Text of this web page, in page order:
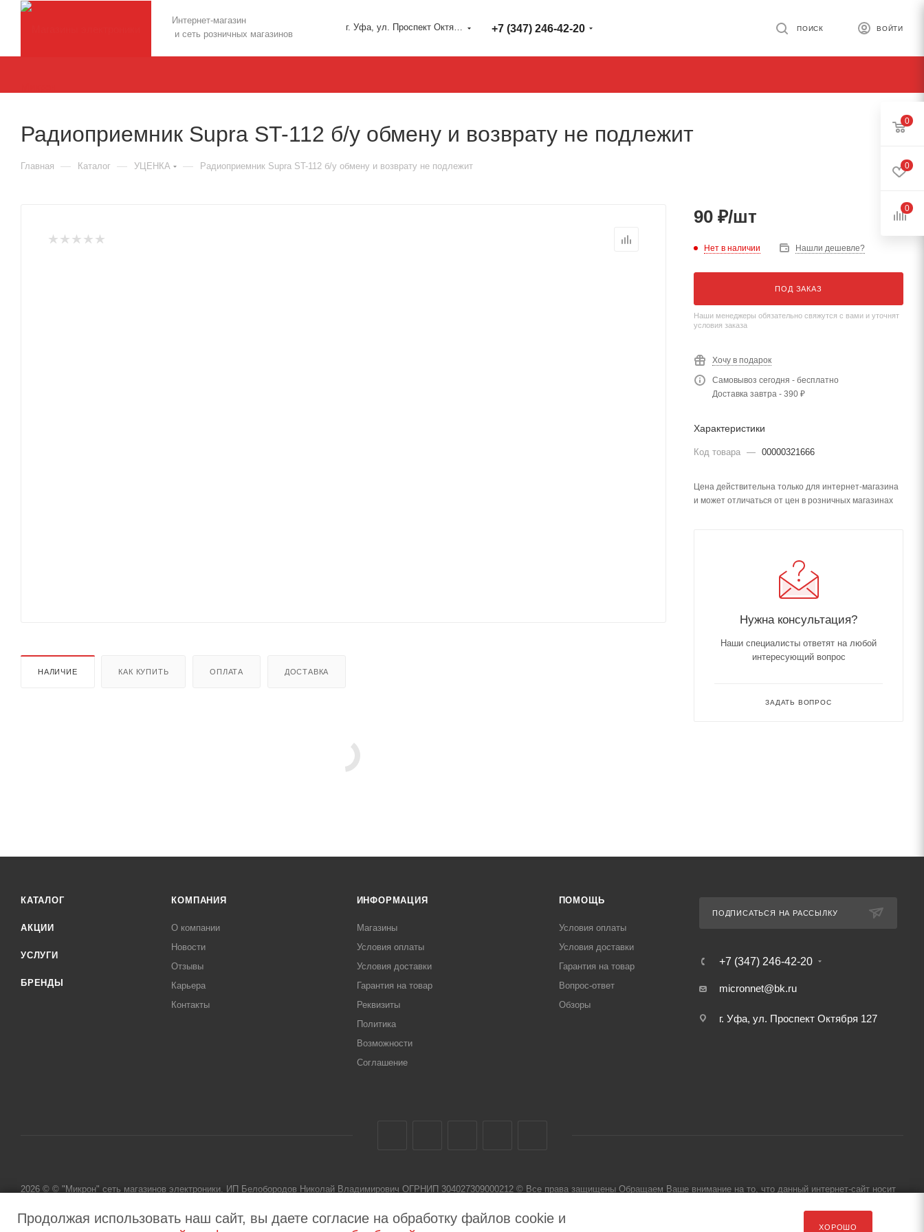
Интернет-магазин
и сеть розничных магазинов
г. Уфа, ул. Проспект Октября 127 +7 (347) 246-42-20 ВОЙТИ
ПОИСК
Радиоприемник Supra ST-112 б/у обмену и возврату не подлежит
Главная — Каталог — УЦЕНКА — Радиоприемник Supra ST-112 б/у обмену и возврату не подлежит
НАЛИЧИЕ КАК КУПИТЬ ОПЛАТА ДОСТАВКА
90 ₽/шт
Нет в наличии Нашли дешевле?
ПОД ЗАКАЗ
Наши менеджеры обязательно свяжутся с вами и уточнят
условия заказа
Хочу в подарок
Самовывоз сегодня - бесплатно
Доставка завтра - 390 ₽
Характеристики
Код товара — 00000321666
Цена действительна только для интернет-магазина
и может отличаться от цен в розничных магазинах
Нужна консультация?
Наши специалисты ответят на любой
интересующий вопрос
ЗАДАТЬ ВОПРОС
КАТАЛОГ
АКЦИИ
УСЛУГИ
БРЕНДЫ
КОМПАНИЯ
О компании
Новости
Отзывы
Карьера
Контакты
ИНФОРМАЦИЯ
Магазины
Условия оплаты
Условия доставки
Гарантия на товар
Реквизиты
Политика
Возможности
Соглашение
ПОМОЩЬ
Условия оплаты
Условия доставки
Гарантия на товар
Вопрос-ответ
Обзоры
ПОДПИСАТЬСЯ НА РАССЫЛКУ
+7 (347) 246-42-20
micronnet@bk.ru
г. Уфа, ул. Проспект Октября 127
2026 © © "Микрон" сеть магазинов электроники. ИП Белобородов Николай Владимирович ОГРНИП 304027309000212 © Все права защищены Обращаем Ваше внимание на то, что данный интернет-сайт носит
0
0
0
Продолжая использовать наш сайт, вы даете согласие на обработку файлов cookie и
ХОРОШО